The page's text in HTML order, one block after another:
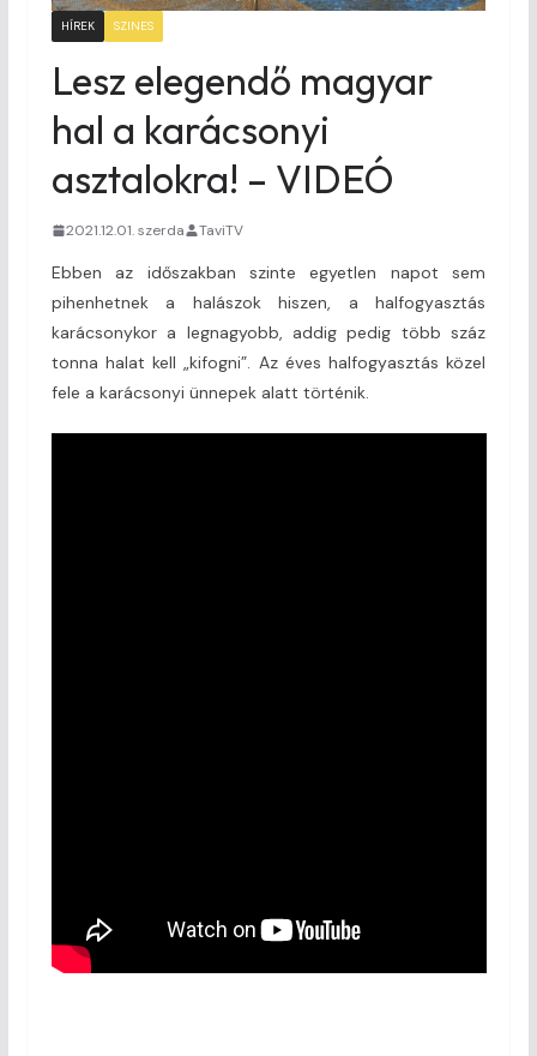
HÍREK SZINES
Lesz elegendő magyar
hal a karácsonyi
asztalokra! – VIDEÓ
2021.12.01. szerda TaviTV
Ebben az időszakban szinte egyetlen napot sem
pihenhetnek a halászok hiszen, a halfogyasztás
karácsonykor a legnagyobb, addig pedig több száz
tonna halat kell „kifogni”. Az éves halfogyasztás közel
fele a karácsonyi ünnepek alatt történik.